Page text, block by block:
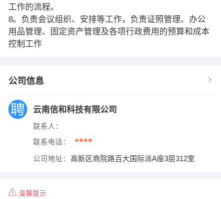
工作的流程。
8。负责会议组织、安排等工作，负责证照管理、办公
用品管理、固定资产管理及各项行政费用的预算和成本
控制工作
公司信息
云南信和科技有限公司
联系人：
联系电话： ****
公司地址： 高新区商院路百大国际派A座3层312室
温馨提示